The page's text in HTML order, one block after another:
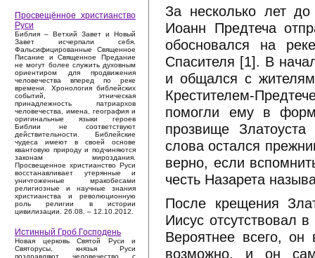
Просвещённое христианство
Руси
Библия – Ветхий Завет и Новый
Завет исчерпали себя.
Фальсифицированные Священное
Писание и Священное Предание
не могут более служить духовным
ориентиром для продвижения
человечества вперед по реке
времени. Хронология библейских
событий, этническая
принадлежность патриархов
человечества, имена, география и
оригинальные языки героев
Библии не соответствуют
действительности. Библейские
чудеса имеют в своей основе
квантовую природу и подчиняются
законам мироздания.
Просвещенное христианство Руси
восстанавливает утерянные и
уничтоженные мракобесами
религиозные и научные знания
христианства и революционную
роль религии в истории
цивилизации. 26.08. – 12.10.2012.
Истинный Гроб Господень
Новая церковь Святой Руси и
Святорусы, князья Руси
поздравляют человечество с
За несколько лет
Иоанн Предтеча
обосновался на
Спасителя [1]. В
и общался с
Крестителем-
помогли ему в
прозвище
слова остался
верно, если
честь Назарета
После крещения
Иисус отсутствовал
Вероятнее всего,
возможно, и он